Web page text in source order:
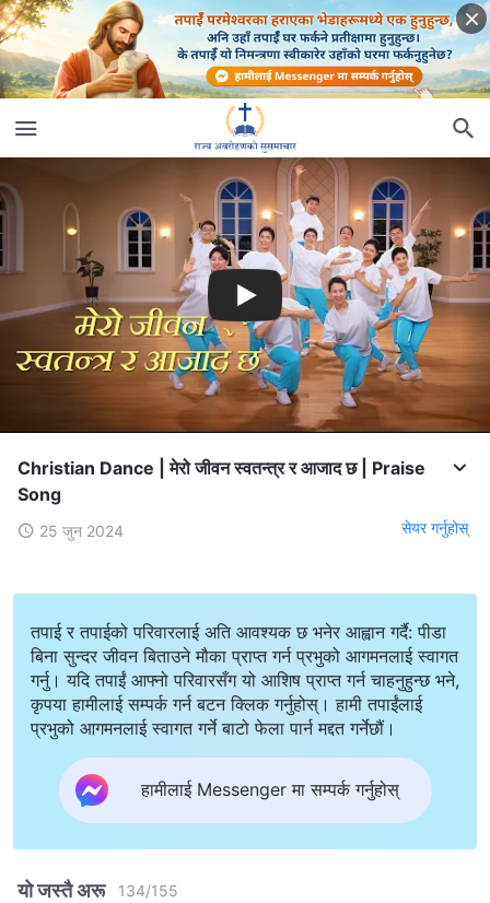
Christian Dance | मेरो जीवन स्वतन्त्र र आजाद छ | Praise
Song
25 जुन 2024 सेयर गर्नुहोस्
तपाई र तपाईको परिवारलाई अति आवश्यक छ भनेर आह्वान गर्दै: पीडा
बिना सुन्दर जीवन बिताउने मौका प्राप्त गर्न प्रभुको आगमनलाई स्वागत
गर्नु। यदि तपाईं आफ्नो परिवारसँग यो आशिष प्राप्त गर्न चाहनुहुन्छ भने,
कृपया हामीलाई सम्पर्क गर्न बटन क्लिक गर्नुहोस्। हामी तपाईंलाई
प्रभुको आगमनलाई स्वागत गर्ने बाटो फेला पार्न मद्दत गर्नेछौं।
हामीलाई Messenger मा सम्पर्क गर्नुहोस्
यो जस्तै अरू 134/155